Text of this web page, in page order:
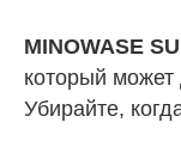
MINOWASE
который может
Убирайте,